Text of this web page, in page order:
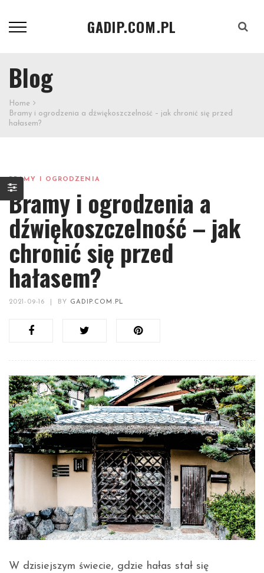
GADIP.COM.PL
Blog
Home
Bramy i ogrodzenia a dźwiękoszczelność – jak chronić się przed
hałasem?
BRAMY I OGRODZENIA
Bramy i ogrodzenia a
dźwiękoszczelność – jak
chronić się przed
hałasem?
2021-09-16 BY GADIP.COM.PL
W dzisiejszym świecie, gdzie hałas stał się